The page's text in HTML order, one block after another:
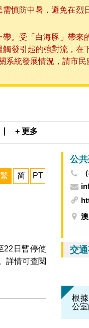
慎防中暑，避免在烈
。受「白海豚」帶來
發引起的強對流，在
統發展情況，請市
+ 更多
繁 简 PT
22日暫停使
詳情可查閱
公
交
根
公室